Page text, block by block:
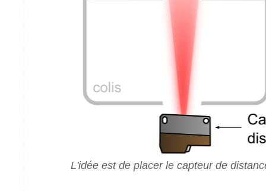
L'idée est de placer le capteur de